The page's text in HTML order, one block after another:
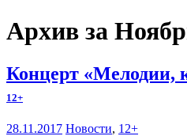
Архив за
Концерт «Мелодии,
12+
28.11.2017 Новости, 12+